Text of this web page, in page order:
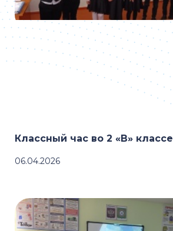
06.04.2026
Классный час во 2 «В» классе